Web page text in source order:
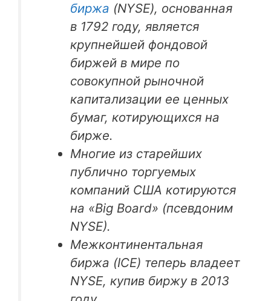
биржа (NYSE), основанная
в 1792 году, является
крупнейшей фондовой
биржей в мире по
совокупной рыночной
капитализации ее ценных
бумаг, котирующихся на
бирже.
Многие из старейших
публично торгуемых
компаний США котируются
на «Big Board» (псевдоним
NYSE).
Межконтинентальная
биржа (ICE) теперь владеет
NYSE, купив биржу в 2013